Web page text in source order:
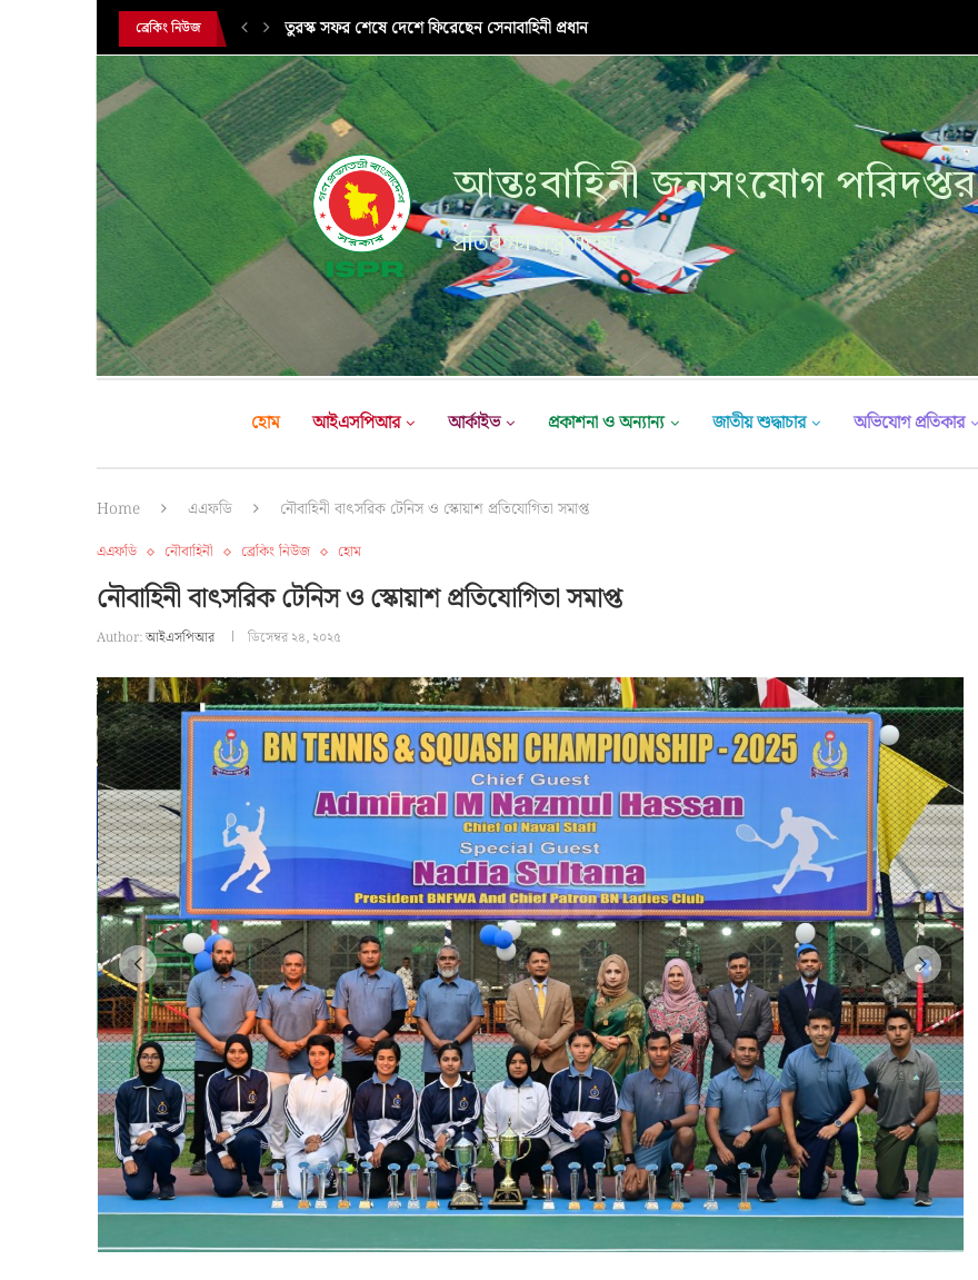
ব্রেকিং নিউজ সরকারি সফরে তুরস্ক গমন করলেন সেনাবাহিনী প্রধান
আন্তঃবাহিনী জনসংযোগ পরিদপ্তর
প্রতিরক্ষা মন্ত্রণালয়
হোম আইএসপিআর আর্কাইভ প্রকাশনা ও অন্যান্য জাতীয় শুদ্ধাচার অভিযোগ প্রতিকার
Home এএফডি নৌবাহিনী বাৎসরিক টেনিস ও স্কোয়াশ প্রতিযোগিতা সমাপ্ত
এএফডি নৌবাহিনী ব্রেকিং নিউজ হোম
নৌবাহিনী বাৎসরিক টেনিস ও স্কোয়াশ প্রতিযোগিতা সমাপ্ত
Author:আইএসপিআর ডিসেম্বর ২৪, ২০২৫